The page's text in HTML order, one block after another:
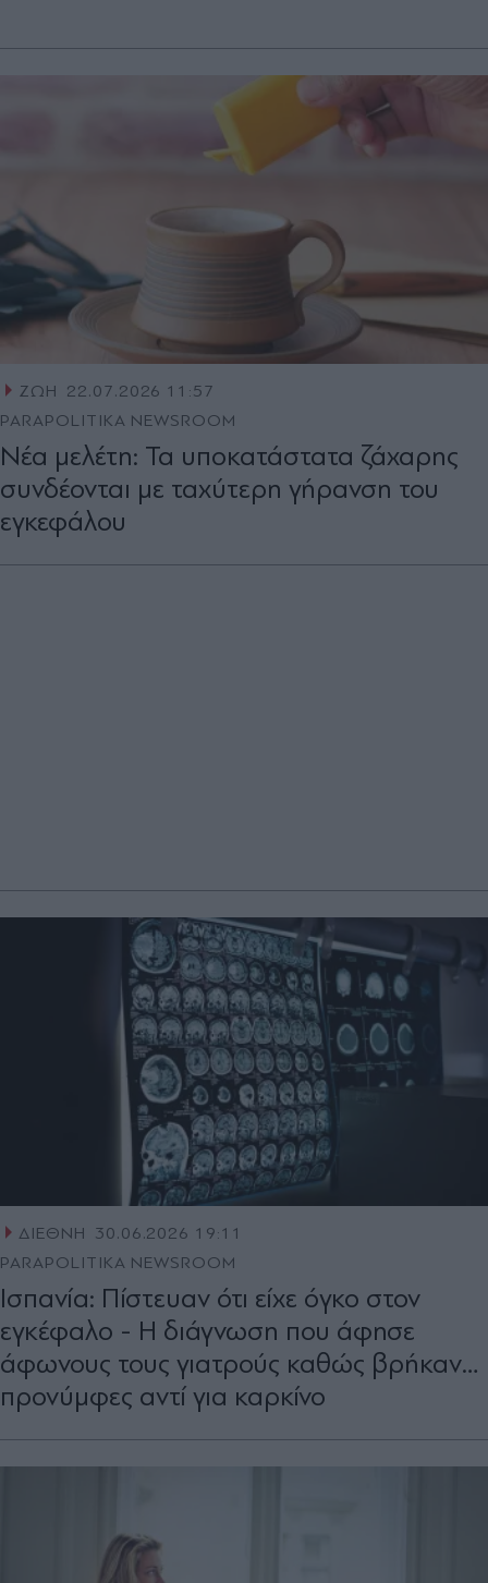
ΖΩΗ
22.07.2026 11:57
PARAPOLITIKA NEWSROOM
Νέα μελέτη: Τα υποκατάστατα ζάχαρης
συνδέονται με ταχύτερη γήρανση του
εγκεφάλου
ΔΙΕΘΝΗ
30.06.2026 19:11
PARAPOLITIKA NEWSROOM
Ισπανία: Πίστευαν ότι είχε όγκο στον
εγκέφαλο - Η διάγνωση που άφησε
άφωνους τους γιατρούς καθώς βρήκαν…
προνύμφες αντί για καρκίνο